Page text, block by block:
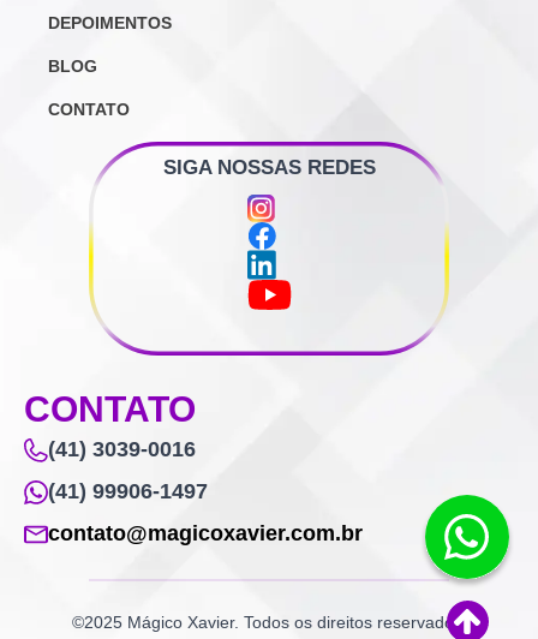
DEPOIMENTOS
BLOG
CONTATO
SIGA NOSSAS REDES
CONTATO
(41) 3039-0016
(41) 99906-1497
contato@magicoxavier.com.br
©2025 Mágico Xavier. Todos os direitos reservados.